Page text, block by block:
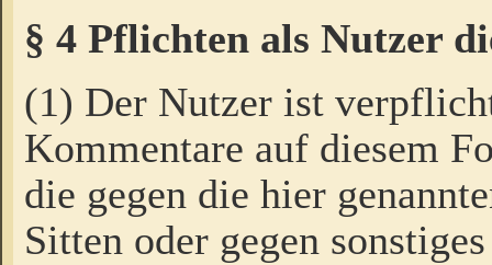
§ 4 Pflichten als Nutzer
(1) Der Nutzer ist
Kommentare auf diesem
die gegen die hier
Sitten oder gegen